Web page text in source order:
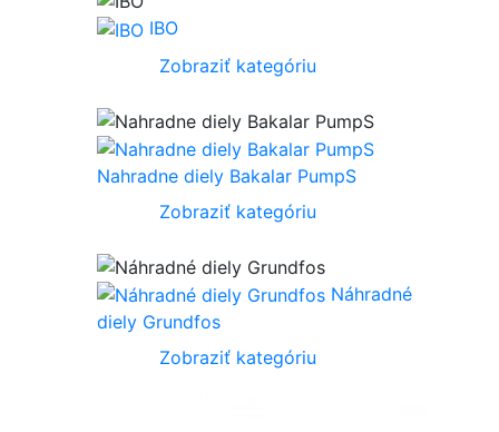
IBO
Zobraziť kategóriu
Nahradne diely Bakalar PumpS
Zobraziť kategóriu
Náhradné
diely Grundfos
Zobraziť kategóriu